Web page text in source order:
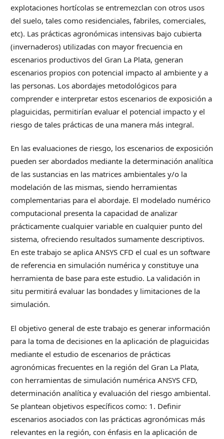
explotaciones hortícolas se entremezclan con otros usos
del suelo, tales como residenciales, fabriles, comerciales,
etc). Las prácticas agronómicas intensivas bajo cubierta
(invernaderos) utilizadas con mayor frecuencia en
escenarios productivos del Gran La Plata, generan
escenarios propios con potencial impacto al ambiente y a
las personas. Los abordajes metodológicos para
comprender e interpretar estos escenarios de exposición a
plaguicidas, permitirían evaluar el potencial impacto y el
riesgo de tales prácticas de una manera más integral.
En las evaluaciones de riesgo, los escenarios de exposición
pueden ser abordados mediante la determinación analítica
de las sustancias en las matrices ambientales y/o la
modelación de las mismas, siendo herramientas
complementarias para el abordaje. El modelado numérico
computacional presenta la capacidad de analizar
prácticamente cualquier variable en cualquier punto del
sistema, ofreciendo resultados sumamente descriptivos.
En este trabajo se aplica ANSYS CFD el cual es un software
de referencia en simulación numérica y constituye una
herramienta de base para este estudio. La validación in
situ permitirá evaluar las bondades y limitaciones de la
simulación.
El objetivo general de este trabajo es generar información
para la toma de decisiones en la aplicación de plaguicidas
mediante el estudio de escenarios de prácticas
agronómicas frecuentes en la región del Gran La Plata,
con herramientas de simulación numérica ANSYS CFD,
determinación analítica y evaluación del riesgo ambiental.
Se plantean objetivos específicos como: 1. Definir
escenarios asociados con las prácticas agronómicas más
relevantes en la región, con énfasis en la aplicación de